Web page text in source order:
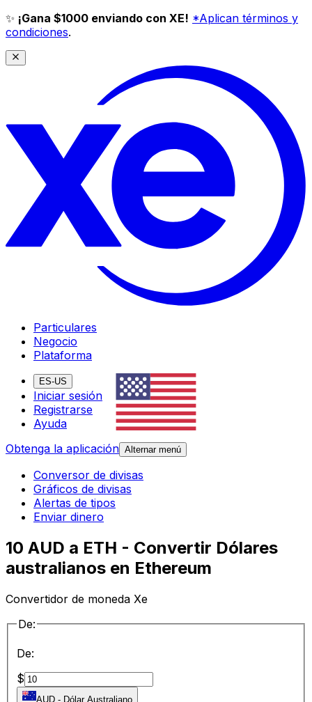
✨ ¡Gana $1000 enviando con XE! *Aplican términos y
condiciones.
Particulares
Negocio
Plataforma
ES-US
Iniciar sesión
Registrarse
Ayuda
Obtenga la aplicación Alternar menú
Conversor de divisas
Gráficos de divisas
Alertas de tipos
Enviar dinero
10 AUD a ETH - Convertir Dólares
australianos en Ethereum
Convertidor de moneda Xe
De:
De:
$
AUD - Dólar Australiano